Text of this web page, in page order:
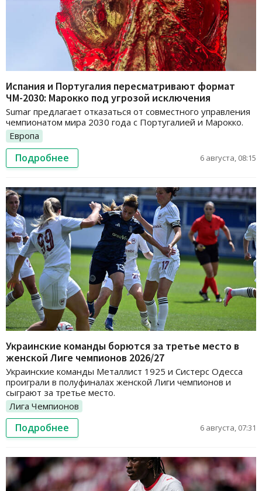
Испания и Португалия пересматривают формат
ЧМ-2030: Марокко под угрозой исключения
Sumar предлагает отказаться от совместного управления
чемпионатом мира 2030 года с Португалией и Марокко.
Европа
Подробнее 6 августа, 08:15
Украинские команды борются за третье место в
женской Лиге чемпионов 2026/27
Украинские команды Металлист 1925 и Систерс Одесса
проиграли в полуфиналах женской Лиги чемпионов и
сыграют за третье место.
Лига Чемпионов
Подробнее 6 августа, 07:31